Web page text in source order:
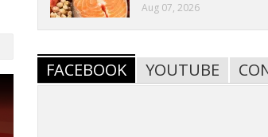
Aug 07, 2026
FACEBOOK YOUTUBE